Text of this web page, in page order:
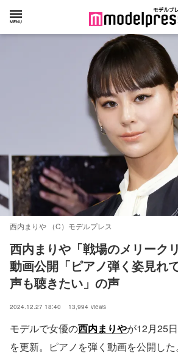
西内まりや （C）モデルプレス
西内まりや「戦場のメリーク
動画公開「ピアノ弾く姿見れ
声も聴きたい」の声
2024.12.27 18:40 13,994 views
モデルで女優の西内まりやが12月25
を更新。ピアノを弾く動画を公開した。